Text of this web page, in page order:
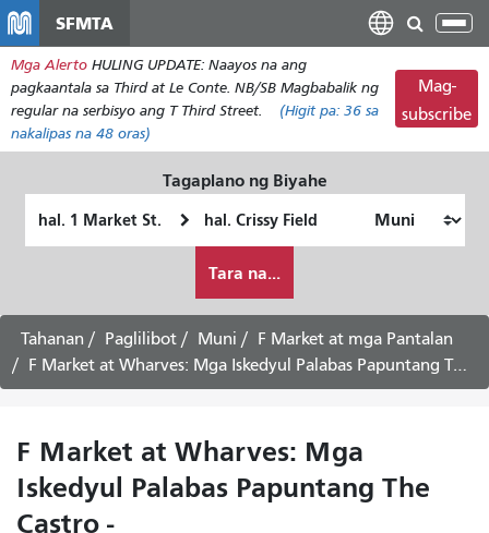
pangunahing
nilalaman
SFMTA
I-
ang
Mga Alerto HULING UPDATE: Naayos na ang
pagkaantala sa Third at Le Conte. NB/SB Magbabalik ng
regular na serbisyo ang T Third Street.
(Higit pa: 36 sa
nakalipas na 48 oras)
Mag-
subscribe
Tagaplano ng Biyahe
ko
gustong
maglakbay
Tara na...
Tahanan Paglilibot Muni
F Market at mga Pantalan
F Market at Wharves: Mga Iskedyul Palabas Papuntang The Castro -
F Market at Wharves: Mga
Iskedyul Palabas Papuntang The
Castro -